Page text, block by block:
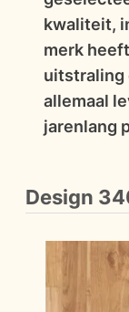
kwaliteit,
merk
uitstraling
allemaal
jarenlang
Design